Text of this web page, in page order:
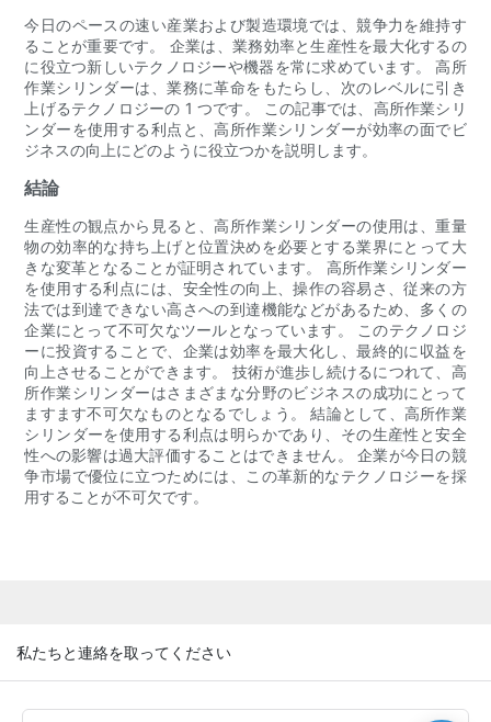
今日のペースの速い産業および製造環境では、競争力を維持す
ることが重要です。 企業は、業務効率と生産性を最大化するの
に役立つ新しいテクノロジーや機器を常に求めています。 高所
作業シリンダーは、業務に革命をもたらし、次のレベルに引き
上げるテクノロジーの 1 つです。 この記事では、高所作業シリ
ンダーを使用する利点と、高所作業シリンダーが効率の面でビ
ジネスの向上にどのように役立つかを説明します。
結論
生産性の観点から見ると、高所作業シリンダーの使用は、重量
物の効率的な持ち上げと位置決めを必要とする業界にとって大
きな変革となることが証明されています。 高所作業シリンダー
を使用する利点には、安全性の向上、操作の容易さ、従来の方
法では到達できない高さへの到達機能などがあるため、多くの
企業にとって不可欠なツールとなっています。 このテクノロジ
ーに投資することで、企業は効率を最大化し、最終的に収益を
向上させることができます。 技術が進歩し続けるにつれて、高
所作業シリンダーはさまざまな分野のビジネスの成功にとって
ますます不可欠なものとなるでしょう。 結論として、高所作業
シリンダーを使用する利点は明らかであり、その生産性と安全
性への影響は過大評価することはできません。 企業が今日の競
争市場で優位に立つためには、この革新的なテクノロジーを採
用することが不可欠です。
私たちと連絡を取ってください